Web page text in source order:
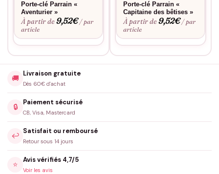
Porte-clé Parrain «
Aventurier »
À partir de9,52€ / par
article
Porte-clé Parrain «
Capitaine des bêtises »
À partir de9,52€ / par
article
🚚
Livraison gratuite
Dès 60€ d'achat
🔒
Paiement sécurisé
CB, Visa, Mastercard
↩️
Satisfait ou remboursé
Retour sous 14 jours
⭐
Avis vérifiés 4,7/5
Voir les avis